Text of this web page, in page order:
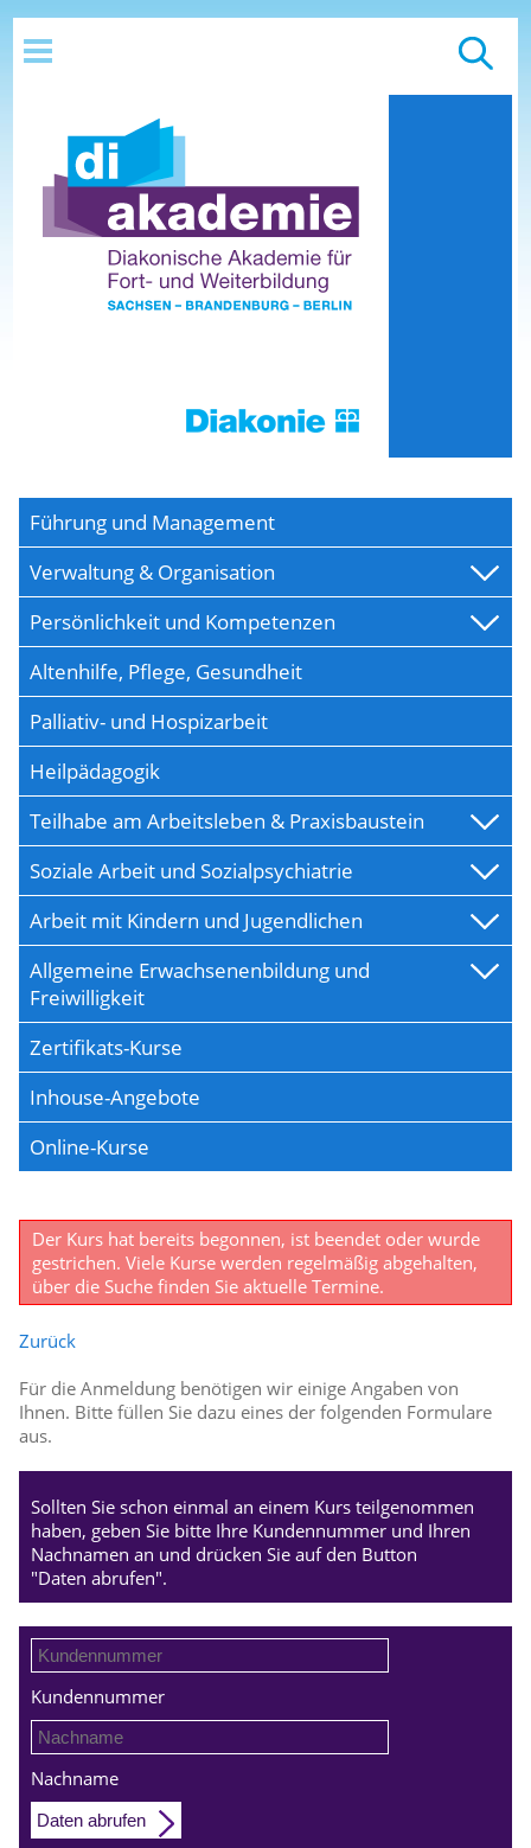
Führung und Management
Verwaltung & Organisation
Persönlichkeit und Kompetenzen
Altenhilfe, Pflege, Gesundheit
Palliativ- und Hospizarbeit
Heilpädagogik
Teilhabe am Arbeitsleben & Praxisbaustein
Soziale Arbeit und Sozialpsychiatrie
Arbeit mit Kindern und Jugendlichen
Allgemeine Erwachsenenbildung und
Freiwilligkeit
Zertifikats-Kurse
Inhouse-Angebote
Online-Kurse
Der Kurs hat bereits begonnen, ist beendet oder wurde
gestrichen. Viele Kurse werden regelmäßig abgehalten,
über die Suche finden Sie aktuelle Termine.
Zurück
Für die Anmeldung benötigen wir einige Angaben von
Ihnen. Bitte füllen Sie dazu eines der folgenden Formulare
aus.
Sollten Sie schon einmal an einem Kurs teilgenommen
haben, geben Sie bitte Ihre Kundennummer und Ihren
Nachnamen an und drücken Sie auf den Button
"Daten abrufen".
Kundennummer
Nachname
Daten abrufen